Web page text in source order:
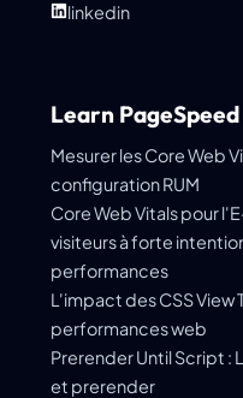
linkedin
Learn PageSpeed
Mesurer les Core Web
configuration RUM
Core Web Vitals pour
visiteurs à forte
performances
L'impact des CSS View
performances web
Prerender Until Script :
et prerender